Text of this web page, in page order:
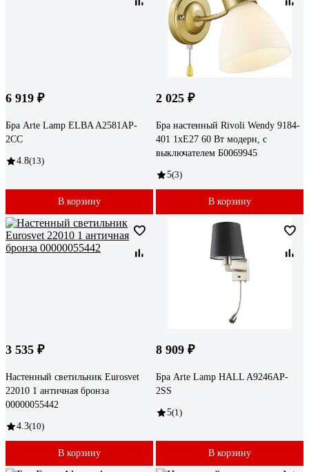
6 919 ₽
Бра Arte Lamp ELBA A2581AP-
2CC
4.8(13)
В корзину
2 025 ₽
Бра настенный Rivoli Wendy 9184-
401 1хЕ27 60 Вт модерн, с
выключателем Б0069945
5(3)
В корзину
3 535 ₽
Настенный светильник Eurosvet
22010 1 античная бронза
00000055442
4.3(10)
В корзину
8 909 ₽
Бра Arte Lamp HALL A9246AP-
2SS
5(1)
В корзину